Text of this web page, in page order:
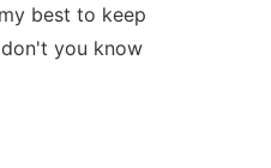
best to keep
you know